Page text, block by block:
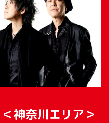
神奈川エリア＞